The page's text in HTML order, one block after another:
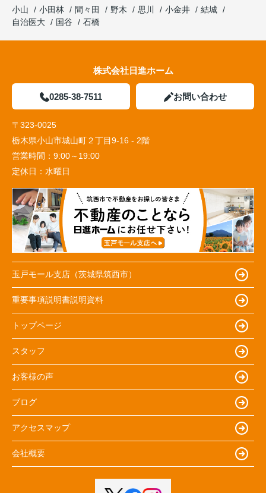
小山
小田林 間々田 野木 思川 小金井
結城
自治医大
国谷 石橋
株式会社日進ホーム
0285-38-7511 お問い合わせ
〒323-0025
栃木県小山市城山町２丁目9-16 - 2階
営業時間： 9:00～19:00
定休日： 水曜日
玉戸モール支店（茨城県筑西市）
重要事項説明書説明資料
トップページ
スタッフ
お客様の声
ブログ
アクセスマップ
会社概要